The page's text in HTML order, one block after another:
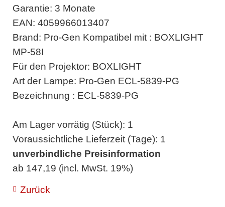
Garantie: 3 Monate
EAN: 4059966013407
Brand: Pro-Gen Kompatibel mit : BOXLIGHT
MP-58I
Für den Projektor: BOXLIGHT
Art der Lampe: Pro-Gen ECL-5839-PG
Bezeichnung : ECL-5839-PG
Am Lager vorrätig (Stück): 1
Voraussichtliche Lieferzeit (Tage): 1
unverbindliche Preisinformation
ab 147,19 (incl. MwSt. 19%)
Zurück